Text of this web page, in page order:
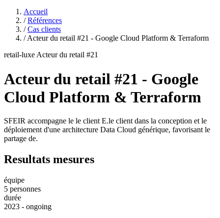
Accueil
/ Références
/ Cas clients
/ Acteur du retail #21 - Google Cloud Platform & Terraform
retail-luxe Acteur du retail #21
Acteur du retail #21 - Google
Cloud Platform & Terraform
SFEIR accompagne le le client E.le client dans la conception et le
déploiement d'une architecture Data Cloud générique, favorisant le
partage de.
Resultats mesures
équipe
5 personnes
durée
2023 - ongoing